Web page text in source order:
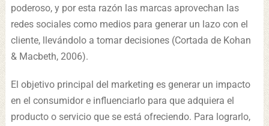
poderoso, y por esta razón las marcas aprovechan las
redes sociales como medios para generar un lazo con el
cliente, llevándolo a tomar decisiones (Cortada de Kohan
& Macbeth, 2006).
El objetivo principal del marketing es generar un impacto
en el consumidor e influenciarlo para que adquiera el
producto o servicio que se está ofreciendo. Para lograrlo,